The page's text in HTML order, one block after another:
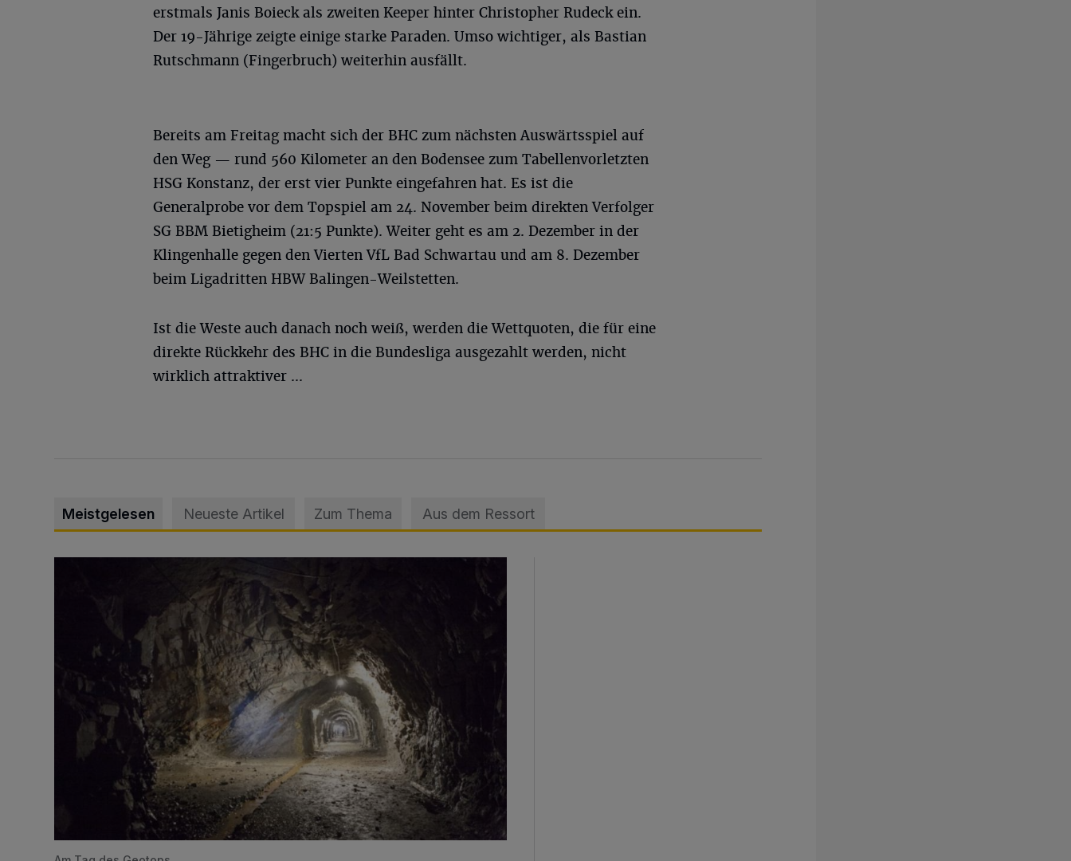
erstmals Janis Boieck als zweiten Keeper hinter Christopher Rudeck ein.
Der 19-Jährige zeigte einige starke Paraden. Umso wichtiger, als Bastian
Rutschmann (Fingerbruch) weiterhin ausfällt.
Bereits am Freitag macht sich der BHC zum nächsten Auswärtsspiel auf
den Weg — rund 560 Kilometer an den Bodensee zum Tabellenvorletzten
HSG Konstanz, der erst vier Punkte eingefahren hat. Es ist die
Generalprobe vor dem Topspiel am 24. November beim direkten Verfolger
SG BBM Bietigheim (21:5 Punkte). Weiter geht es am 2. Dezember in der
Klingenhalle gegen den Vierten VfL Bad Schwartau und am 8. Dezember
beim Ligadritten HBW Balingen-Weilstetten.
Ist die Weste auch danach noch weiß, werden die Wettquoten, die für eine
direkte Rückkehr des BHC in die Bundesliga ausgezahlt werden, nicht
wirklich attraktiver ...
Meistgelesen Neueste Artikel Zum Thema Aus dem Ressort